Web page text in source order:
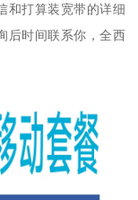
和打算装宽带的详细
后时间联系你，全西